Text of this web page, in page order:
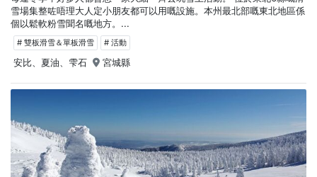
雪場集整咗唔理大人定小朋友都可以用嘅設施。本州最北部嘅東北地區係
個以鬆軟粉雪聞名嘅地方。...
# 雙板滑雪＆單板滑雪 # 活動
安比、夏油、雫石 宮城縣